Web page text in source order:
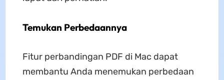
Temukan Perbedaannya
Fitur perbandingan PDF di Mac dapat
membantu Anda menemukan perbedaan